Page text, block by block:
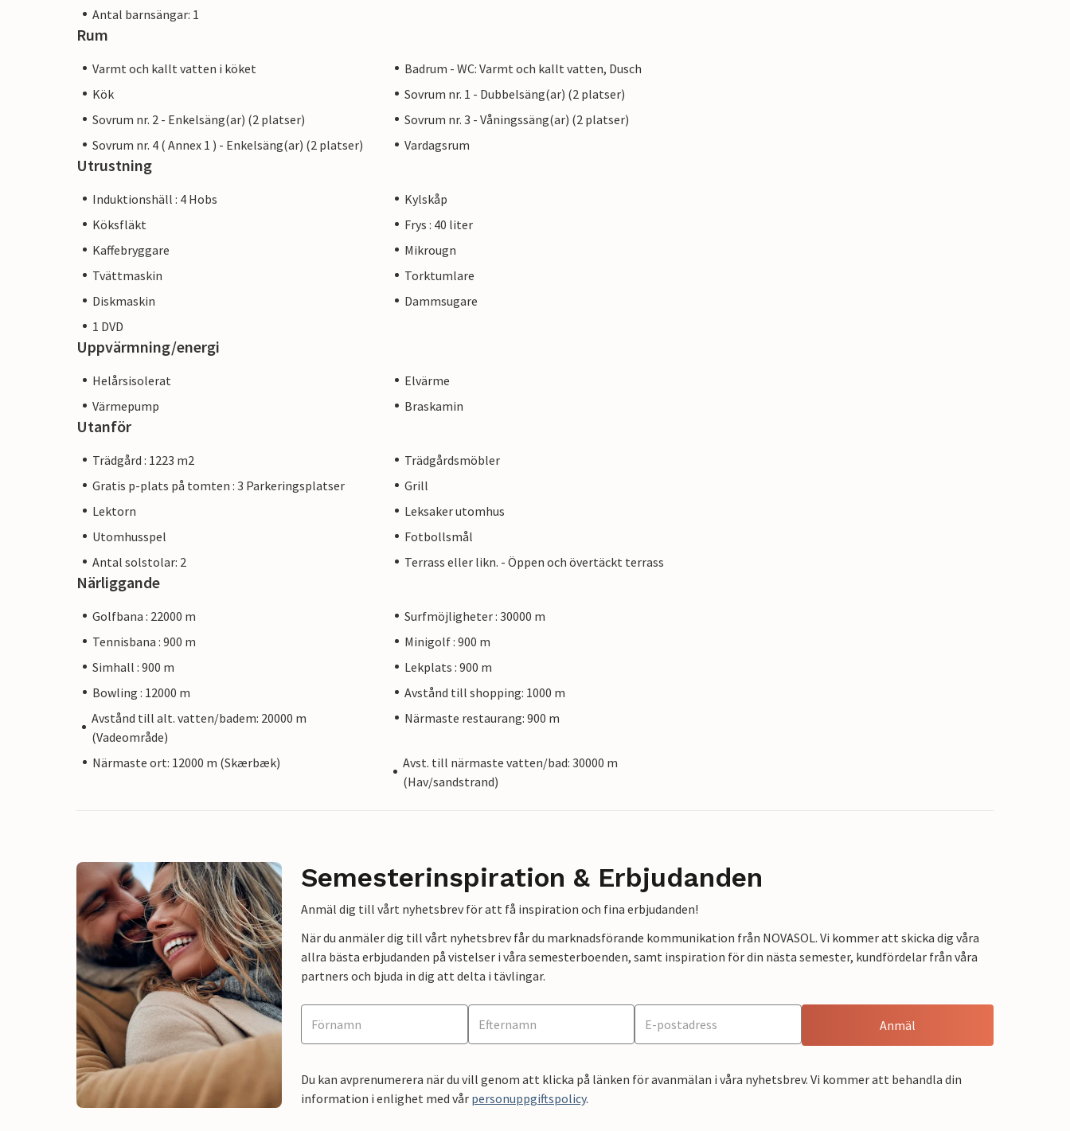
Antal barnsängar: 1
Rum
Varmt och kallt vatten i köket
Badrum - WC: Varmt och kallt vatten, Dusch
Kök
Sovrum nr. 1 - Dubbelsäng(ar) (2 platser)
Sovrum nr. 2 - Enkelsäng(ar) (2 platser)
Sovrum nr. 3 - Våningssäng(ar) (2 platser)
Sovrum nr. 4 ( Annex 1 ) - Enkelsäng(ar) (2 platser)
Vardagsrum
Utrustning
Induktionshäll : 4 Hobs
Kylskåp
Köksfläkt
Frys : 40 liter
Kaffebryggare
Mikrougn
Tvättmaskin
Torktumlare
Diskmaskin
Dammsugare
1 DVD
Uppvärmning/energi
Helårsisolerat
Elvärme
Värmepump
Braskamin
Utanför
Trädgård : 1223 m2
Trädgårdsmöbler
Gratis p-plats på tomten : 3 Parkeringsplatser
Grill
Lektorn
Leksaker utomhus
Utomhusspel
Fotbollsmål
Antal solstolar: 2
Terrass eller likn. - Öppen och övertäckt terrass
Närliggande
Golfbana : 22000 m
Surfmöjligheter : 30000 m
Tennisbana : 900 m
Minigolf : 900 m
Simhall : 900 m
Lekplats : 900 m
Bowling : 12000 m
Avstånd till shopping: 1000 m
Avstånd till alt. vatten/badem: 20000 m
(Vadeområde)
Närmaste restaurang: 900 m
Närmaste ort: 12000 m (Skærbæk)
Avst. till närmaste vatten/bad: 30000 m
(Hav/sandstrand)
Semesterinspiration & Erbjudanden
Anmäl dig till vårt nyhetsbrev för att få inspiration och fina erbjudanden!
När du anmäler dig till vårt nyhetsbrev får du marknadsförande kommunikation från NOVASOL. Vi kommer att skicka dig våra
allra bästa erbjudanden på vistelser i våra semesterboenden, samt inspiration för din nästa semester, kundfördelar från våra
partners och bjuda in dig att delta i tävlingar.
Anmäl
Du kan avprenumerera när du vill genom att klicka på länken för avanmälan i våra nyhetsbrev. Vi kommer att behandla din
information i enlighet med vår personuppgiftspolicy.